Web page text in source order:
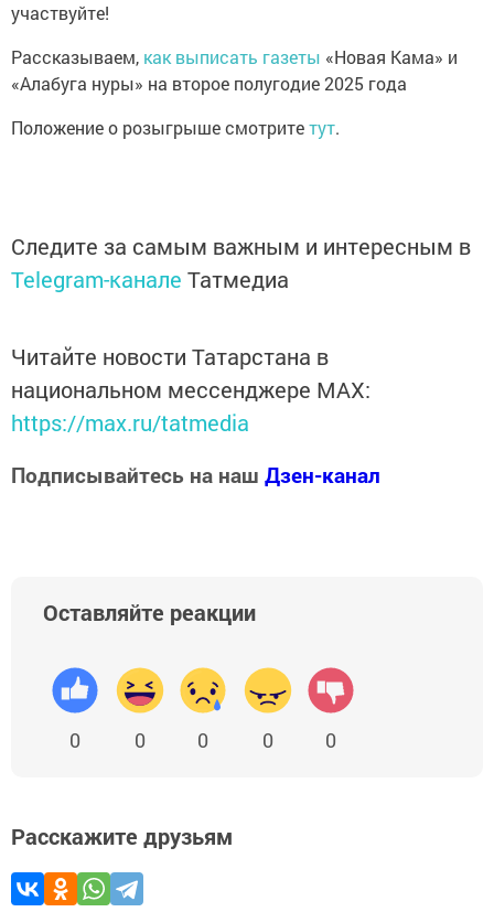
участвуйте!
Рассказываем, как выписать газеты «Новая Кама» и
«Алабуга нуры» на второе полугодие 2025 года
Положение о розыгрыше смотритетут.
Следите за самым важным и интересным в
Telegram-канале Татмедиа
Читайте новости Татарстана в
национальном мессенджере MАХ:
https://max.ru/tatmedia
Подписывайтесь на наш Дзен-канал
Оставляйте реакции
0 0 0 0 0
Расскажите друзьям